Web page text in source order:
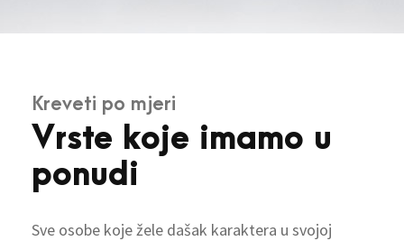
Kreveti po mjeri
Vrste koje imamo u
ponudi
Sve osobe koje žele dašak karaktera u svojoj